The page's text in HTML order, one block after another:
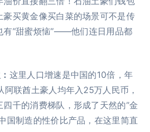
豪买黄金像买白菜的场景可不是传
有”甜蜜烦恼”——他们连日用品都
这里人口增速是中国的10倍，年
联酋土豪人均年入25万人民币，
千的消费梯队，形成了天然的”金
国制造的性价比产品，在这里简直